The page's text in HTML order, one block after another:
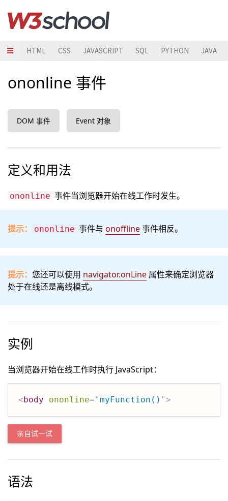
HTML CSS JAVASCRIPT SQL PYTHON JAVA
ononline 事件
DOM 事件 Event 对象
定义和用法
ononline 事件当浏览器开始在线工作时发生。
提示： ononline 事件与 onoffline事件相反。
提示： 您还可以使用 navigator.onLine 属性来确定浏览器
处于在线还是离线模式。
实例
当浏览器开始在线工作时执行 JavaScript：
<body ononline="myFunction() ">
亲自试一试
语法